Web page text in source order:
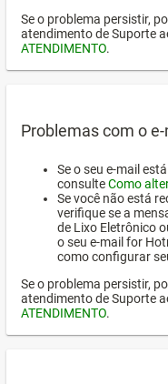
Se o problema persistir,
atendimento de Suporte
ATENDIMENTO.
Problemas com o
Se o seu e-mail
consulteComo
Se você não está
verifique se a
de Lixo Eletrônico
o seu e-mail for
como configurar
Se o problema persistir,
atendimento de Suporte
ATENDIMENTO.